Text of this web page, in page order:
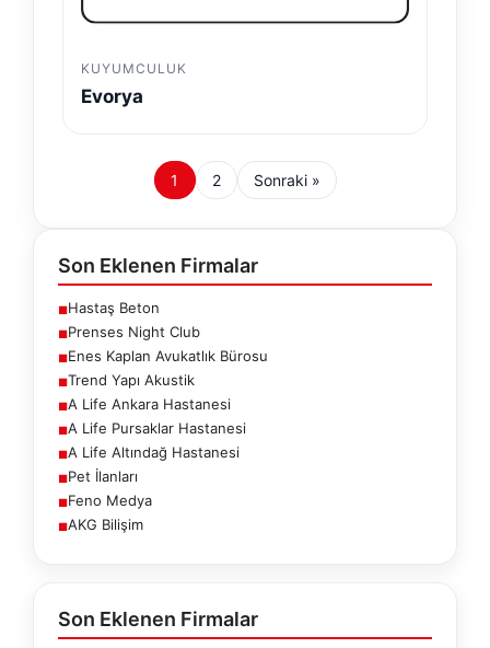
KUYUMCULUK
Evorya
1 2 Sonraki »
Son Eklenen Firmalar
■Hastaş Beton
■Prenses Night Club
■Enes Kaplan Avukatlık Bürosu
■Trend Yapı Akustik
■A Life Ankara Hastanesi
■A Life Pursaklar Hastanesi
■A Life Altındağ Hastanesi
■Pet İlanları
■Feno Medya
■AKG Bilişim
Son Eklenen Firmalar